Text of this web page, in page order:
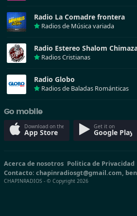
Radio La Comadre frontera
Radios de Música variada
Radio Estereo Shalom
Radios Cristianas
Radio Globo
Radios de Baladas Románticas
Go mobile
Download on the
App Store
Get it on
Google Play
Acerca de nosotros Politica de Privacidad
Contacto: chapinradiosgt@gmail.com,
CHAPINRADIOS - © Copyright 2026